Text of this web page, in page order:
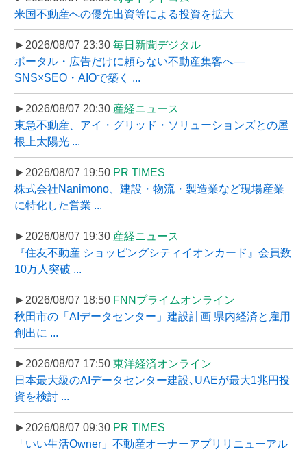
米国不動産への優先出資等による投資を拡大
►2026/08/07 23:30 毎日新聞デジタル
ポータル・広告だけに頼らない不動産集客へ―
SNS×SEO・AIOで築く ...
►2026/08/07 20:30 産経ニュース
東急不動産、アイ・グリッド・ソリューションズとの屋
根上太陽光 ...
►2026/08/07 19:50 PR TIMES
株式会社Nanimono、建設・物流・製造業など現場産業
に特化した営業 ...
►2026/08/07 19:30 産経ニュース
『住友不動産 ショッピングシティイオンカード』会員数
10万人突破 ...
►2026/08/07 18:50 FNNプライムオンライン
秋田市の「AIデータセンター」建設計画 県内経済と雇用
創出に ...
►2026/08/07 17:50 東洋経済オンライン
日本最大級のAIデータセンター建設､UAEが最大1兆円投
資を検討 ...
►2026/08/07 09:30 PR TIMES
「いい生活Owner」不動産オーナーアプリリニューアル